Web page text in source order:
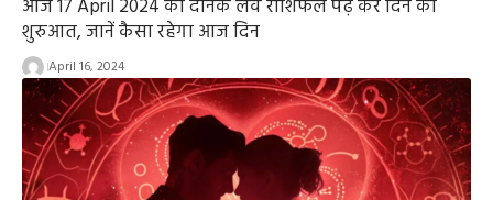
आज 17 April 2024 का दैनिक लव राशिफल पढ़ करें दिन की
शुरुआत, जानें कैसा रहेगा आज दिन
April 16, 2024